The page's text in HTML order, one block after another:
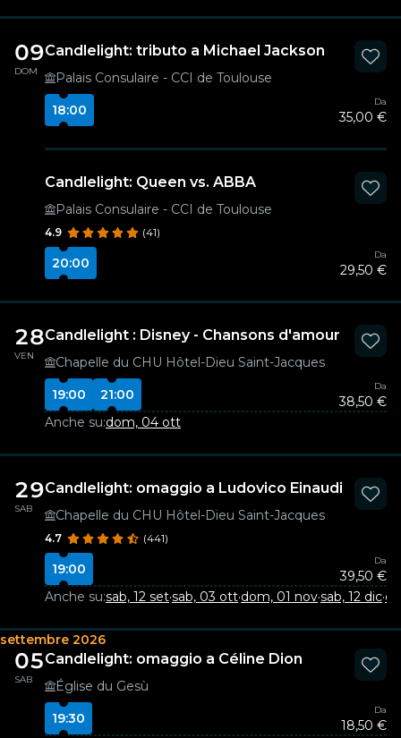
09
DOM
Candlelight: tributo a Michael Jackson
Palais Consulaire - CCI de Toulouse
18:00
Da
35,00 €
Candlelight: Queen vs. ABBA
Palais Consulaire - CCI de Toulouse
4.9 (41)
20:00
Da
29,50 €
28
VEN
Candlelight : Disney - Chansons d'amour
Chapelle du CHU Hôtel-Dieu Saint-Jacques
19:00
21:00
Da
38,50 €
Anche su:dom, 04 ott
29
SAB
Candlelight: omaggio a Ludovico Einaudi
Chapelle du CHU Hôtel-Dieu Saint-Jacques
4.7 (441)
19:00
Da
39,50 €
Anche su:sab, 12 set·sab, 03 ott·dom, 01 nov·sab, 12 dic·
settembre 2026
05
SAB
Candlelight: omaggio a Céline Dion
Église du Gesù
19:30
Da
18,50 €